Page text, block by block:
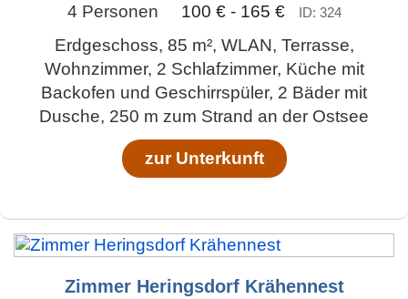
4 Personen 100 € - 165 € ID: 324
Erdgeschoss, 85 m², WLAN, Terrasse,
Wohnzimmer, 2 Schlafzimmer, Küche mit
Backofen und Geschirrspüler, 2 Bäder mit
Dusche, 250 m zum Strand an der Ostsee
zur Unterkunft
Zimmer Heringsdorf Krähennest